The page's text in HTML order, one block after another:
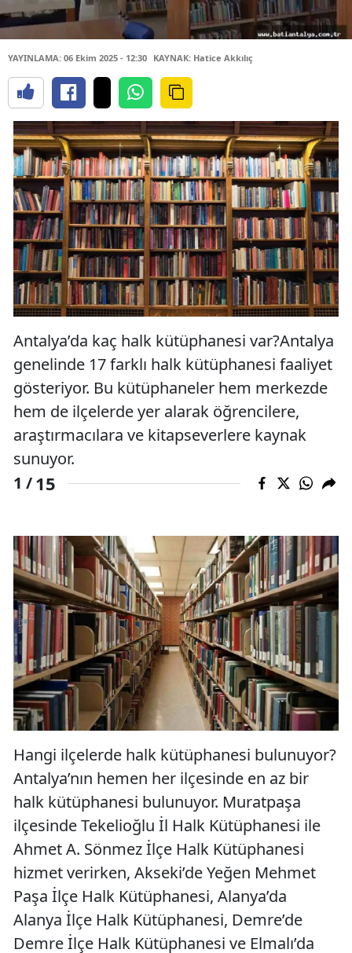
YAYINLAMA: 06 Ekim 2025 - 12:30 KAYNAK: Hatice Akkılıç
Antalya’da kaç halk kütüphanesi var?Antalya
genelinde 17 farklı halk kütüphanesi faaliyet
gösteriyor. Bu kütüphaneler hem merkezde
hem de ilçelerde yer alarak öğrencilere,
araştırmacılara ve kitapseverlere kaynak
sunuyor.
1 /15
Hangi ilçelerde halk kütüphanesi bulunuyor?
Antalya’nın hemen her ilçesinde en az bir
halk kütüphanesi bulunuyor. Muratpaşa
ilçesinde Tekelioğlu İl Halk Kütüphanesi ile
Ahmet A. Sönmez İlçe Halk Kütüphanesi
hizmet verirken, Akseki’de Yeğen Mehmet
Paşa İlçe Halk Kütüphanesi, Alanya’da
Alanya İlçe Halk Kütüphanesi, Demre’de
Demre İlçe Halk Kütüphanesi ve Elmalı’da